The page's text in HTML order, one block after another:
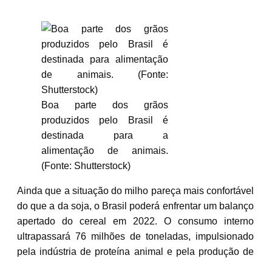
Boa parte dos grãos
produzidos pelo Brasil é
destinada para a
alimentação de animais.
(Fonte: Shutterstock)
Ainda que a situação do milho pareça mais confortável
do que a da soja, o Brasil poderá enfrentar um balanço
apertado do cereal em 2022. O consumo interno
ultrapassará 76 milhões de toneladas, impulsionado
pela indústria de proteína animal e pela produção de